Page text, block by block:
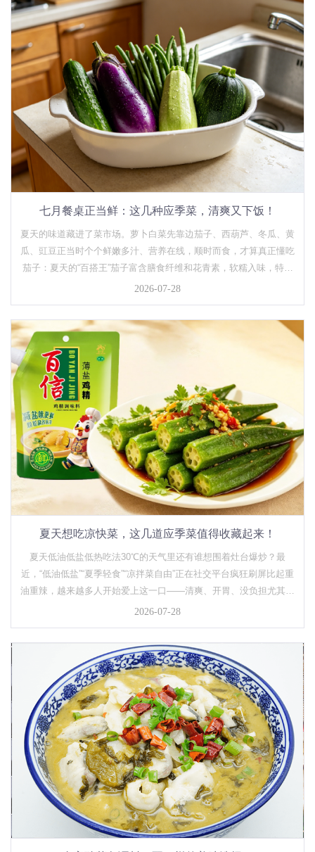
七月餐桌正当鲜：这几种应季菜，清爽又下饭！
夏天的味道藏进了菜市场。萝卜白菜先靠边茄子、西葫芦、冬瓜、黄
瓜、豇豆正当时个个鲜嫩多汁、营养在线，顺时而食，才算真正懂吃
茄子：夏天的“百搭王”茄子富含膳食纤维和花青素，软糯入味，特别
适合做鱼香茄子。【鱼香茄子做法】：√先将茄子切条煎至微黄；√锅
2026-07-28
夏天想吃凉快菜，这几道应季菜值得收藏起来！
夏天低油低盐低热吃法30℃的天气里还有谁想围着灶台爆炒？最
近，“低油低盐”“夏季轻食”“凉拌菜自由”正在社交平台疯狂刷屏比起重
油重辣，越来越多人开始爱上这一口——清爽、开胃、没负担尤其到
了夏天凉拌黄瓜、凉拌秋葵、凉拌海带丝凉拌折耳根……几乎成了家
2026-07-28